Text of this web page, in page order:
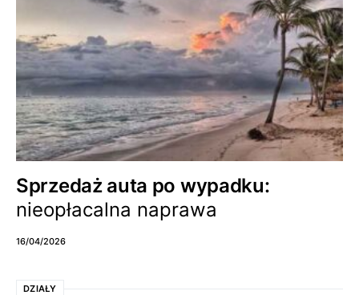
Sprzedaż auta po wypadku:
nieopłacalna naprawa
16/04/2026
DZIAŁY